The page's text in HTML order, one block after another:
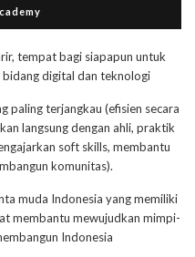
tempat bagi siapapun untuk
digital dan teknologi
paling terjangkau (efisien secara
langsung dengan ahli, praktik
soft skills, membantu
komunitas).
muda Indonesia yang memiliki
membantu mewujudkan mimpi-
Indonesia